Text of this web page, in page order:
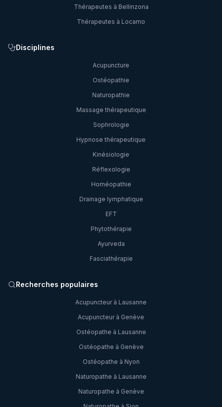
Thérapeutes à Bellinzona
Thérapeutes à Locarno
Disciplines
Acupuncture
Ostéopathie
Naturopathie
Massage thérapeutique
Sophrologie
Hypnose thérapeutique
Kinésiologie
Réflexologie
Homéopathie
Drainage lymphatique
EFT
Phytothérapie
Ayurveda
Fasciathérapie
Recherches populaires
Acupuncteur à Lausanne
Acupuncteur à Genève
Ostéopathe à Lausanne
Ostéopathe à Genève
Ostéopathe à Nyon
Naturopathe à Lausanne
Naturopathe à Genève